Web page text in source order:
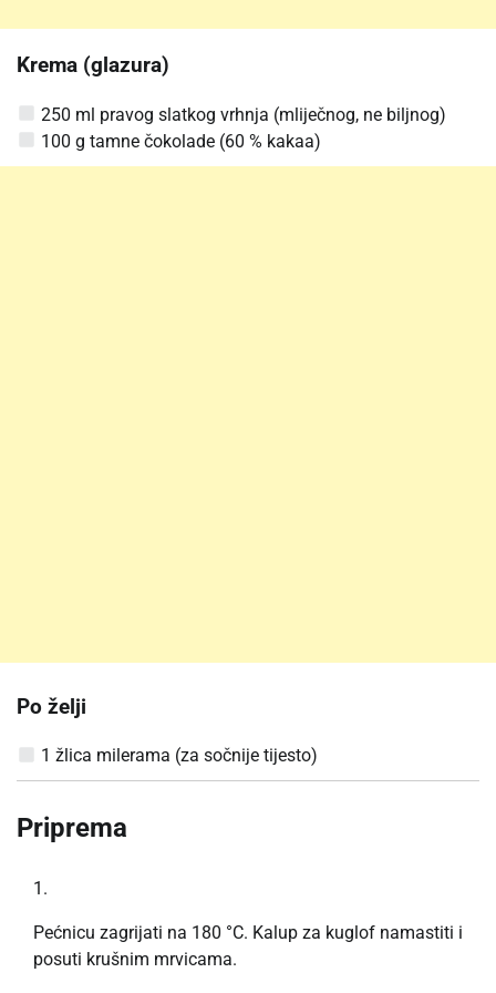
Krema (glazura)
250 ml pravog slatkog vrhnja (mliječnog, ne biljnog)
100 g tamne čokolade (60 % kakaa)
Po želji
1 žlica milerama (za sočnije tijesto)
Priprema
Pećnicu zagrijati na 180 °C. Kalup za kuglof namastiti i
posuti krušnim mrvicama.